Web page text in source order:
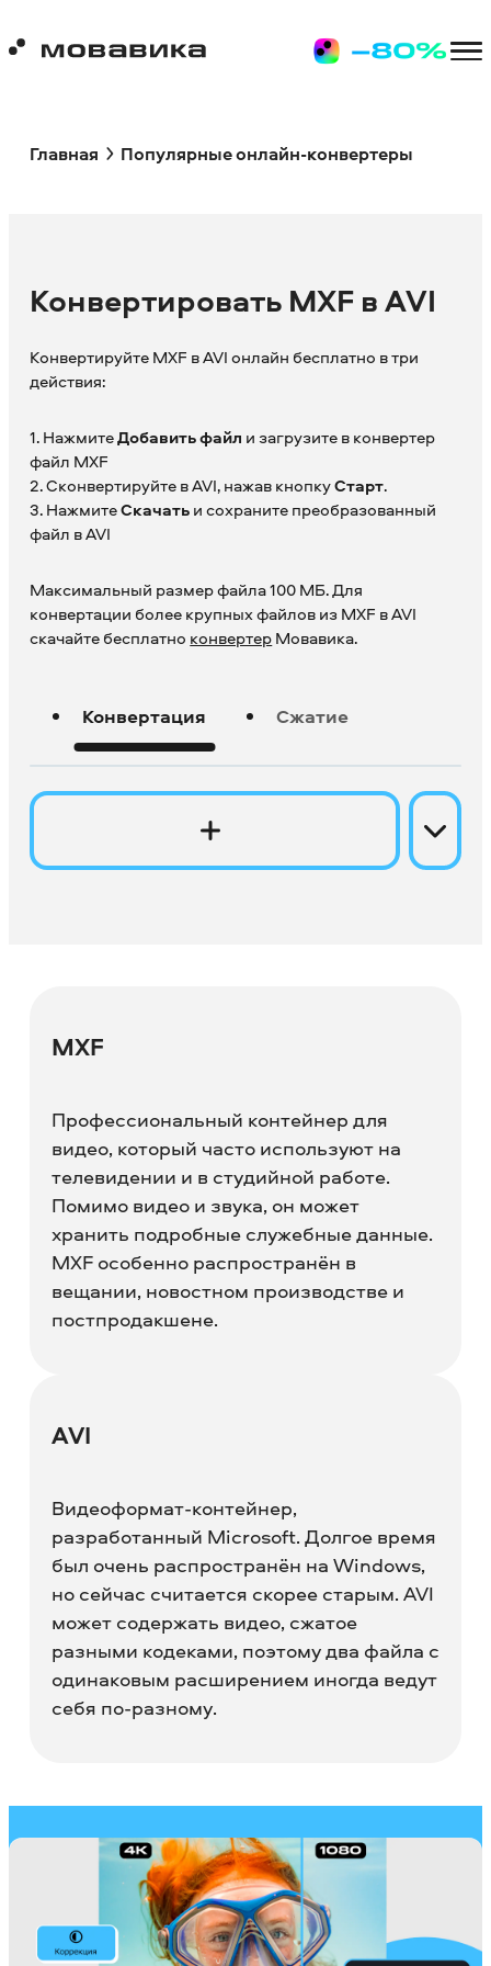
Главная Популярные онлайн-конвертеры
Конвертировать MXF в AVI
Конвертируйте MXF в AVI онлайн бесплатно в три
действия:
1. НажмитеДобавить файл и загрузите в конвертер
файл MXF
2. Сконвертируйте в AVI, нажав кнопкуСтарт.
3. НажмитеСкачатьи сохраните преобразованный
файл в AVI
Максимальный размер файла 100 МБ. Для
конвертации более крупных файлов из MXF в AVI
скачайте бесплатно конвертерМовавика.
Конвертация Сжатие
MXF
Профессиональный контейнер для
видео, который часто используют на
телевидении и в студийной работе.
Помимо видео и звука, он может
хранить подробные служебные данные.
MXF особенно распространён в
вещании, новостном производстве и
постпродакшене.
AVI
Видеоформат-контейнер,
разработанный Microsoft. Долгое время
был очень распространён на Windows,
но сейчас считается скорее старым. AVI
может содержать видео, сжатое
разными кодеками, поэтому два файла с
одинаковым расширением иногда ведут
себя по-разному.